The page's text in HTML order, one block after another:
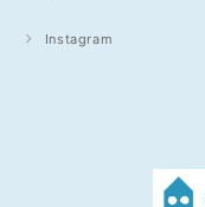
Instagram